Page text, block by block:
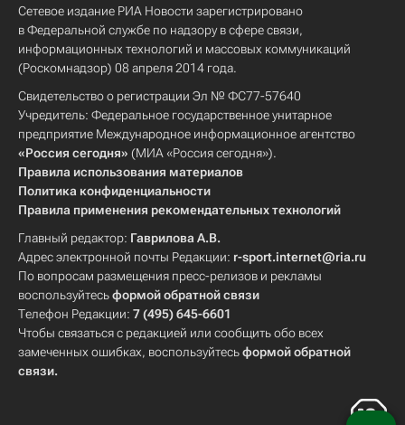
Сетевое издание РИА Новости зарегистрировано
в Федеральной службе по надзору в сфере связи,
информационных технологий и массовых коммуникаций
(Роскомнадзор) 08 апреля 2014 года.
Свидетельство о регистрации Эл № ФС77-57640
Учредитель: Федеральное государственное унитарное
предприятие Международное информационное агентство
«Россия сегодня» (МИА «Россия сегодня»).
Правила использования материалов
Политика конфиденциальности
Правила применения рекомендательных технологий
Главный редактор: Гаврилова А.В.
Адрес электронной почты Редакции: r-sport.internet@ria.ru
По вопросам размещения пресс-релизов и рекламы
воспользуйтесьформой обратной связи
Телефон Редакции: 7 (495) 645-6601
Чтобы связаться с редакцией или сообщить обо всех
замеченных ошибках, воспользуйтесьформой обратной
связи.